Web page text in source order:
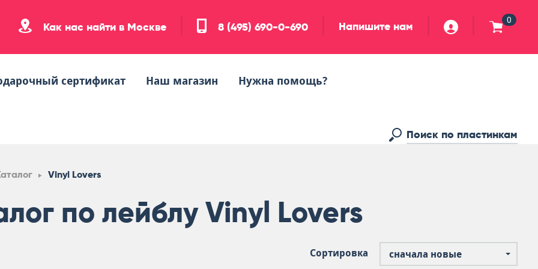
Как нас найти в Москве 8 (495) 690-0-690 Напишите нам 0
сертификат Наш магазин Нужна помощь?
Vinyl Lovers
по лейблу Vinyl Lovers
Сортировка сначала новые